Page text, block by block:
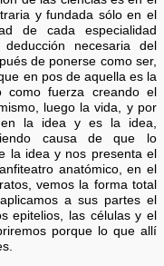
y fundada sólo en el
de cada especialidad
necesaria del
de ponerse como ser,
en pos de aquella es la
como fuerza creando el
luego la vida, y por
la idea y es la idea,
causa de que lo
la idea y nos presenta el
anatómico, en el
vemos la forma total
a sus partes el
epitelios, las células y el
porque lo que allí